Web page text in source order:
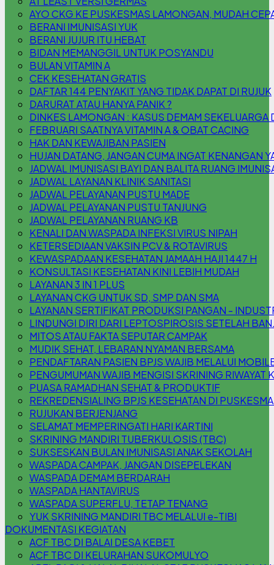
AYO CKG KE PUSKESMAS LAMONGAN, MUDAH
BERANI IMUNISASI YUK
BERANI JUJUR ITU HEBAT
BIDAN MEMANGGIL UNTUK POSYANDU
BULAN VITAMIN A
CEK KESEHATAN GRATIS
DAFTAR 144 PENYAKIT YANG TIDAK DAPAT DI RUJUK
DARURAT ATAU HANYA PANIK ?
DINKES LAMONGAN : KASUS DEMAM SEKELUARGA
FEBRUARI SAATNYA VITAMIN A & OBAT CACING
HAK DAN KEWAJIBAN PASIEN
HUJAN DATANG, JANGAN CUMA INGAT KENANGAN
JADWAL IMUNISASI BAYI DAN BALITA RUANG
JADWAL LAYANAN KLINIK SANITASI
JADWAL PELAYANAN PUSTU MADE
JADWAL PELAYANAN PUSTU TANJUNG
JADWAL PELAYANAN RUANG KB
KENALI DAN WASPADA INFEKSI VIRUS NIPAH
KETERSEDIAAN VAKSIN PCV & ROTAVIRUS
KEWASPADAAN KESEHATAN JAMAAH HAJI 1447 H
KONSULTASI KESEHATAN KINI LEBIH MUDAH
LAYANAN 3 IN 1 PLUS
LAYANAN CKG UNTUK SD, SMP DAN SMA
LAYANAN SERTIFIKAT PRODUKSI PANGAN -
LINDUNGI DIRI DARI LEPTOSPIROSIS SETELAH
MITOS ATAU FAKTA SEPUTAR CAMPAK
MUDIK SEHAT, LEBARAN NYAMAN BERSAMA
PENDAFTARAN PASIEN BPJS WAJIB MELALUI
PENGUMUMAN WAJIB MENGISI SKRINING RIWAYAT
PUASA RAMADHAN SEHAT & PRODUKTIF
REKREDENSIALING BPJS KESEHATAN DI
RUJUKAN BERJENJANG
SELAMAT MEMPERINGATI HARI KARTINI
SKRINING MANDIRI TUBERKULOSIS (TBC)
SUKSESKAN BULAN IMUNISASI ANAK SEKOLAH
WASPADA CAMPAK, JANGAN DISEPELEKAN
WASPADA DEMAM BERDARAH
WASPADA HANTAVIRUS
WASPADA SUPERFLU, TETAP TENANG
YUK SKRINING MANDIRI TBC MELALUI e-TIBI
DOKUMENTASI KEGIATAN
ACF TBC DI BALAI DESA KEBET
ACF TBC DI KELURAHAN SUKOMULYO